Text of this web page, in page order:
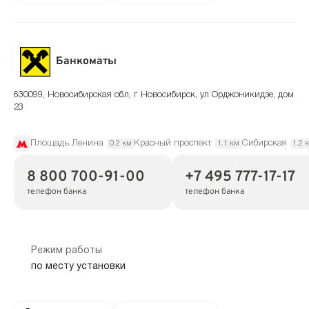
Банкоматы
630099, Новосибирская обл, г Новосибирск, ул Орджоникидзе, дом
23
Площадь Ленина 0.2 км Красный проспект 1.1 км Сибирская 1.2
8 800 700-91-00
телефон банка
+7 495 777-17-17
телефон банка
Режим работы
по месту установки